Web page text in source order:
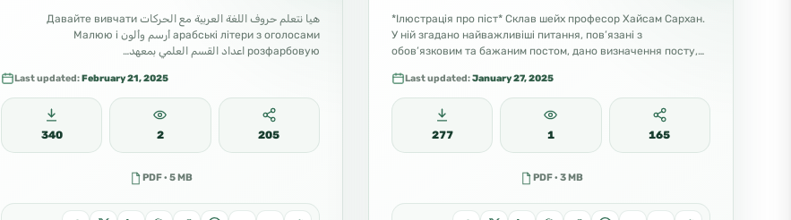
هيا نتعلم حروف اللغة العربية مع الحركات Давайте вивчати
арабські літери з оголосами أرسم وألون Малюю і
розфарбовую اعداد القسم العلمي بمعهد…
Last updated:February 21, 2025
340 2 205
PDF · 5 MB
*Ілюстрація про піст* Склав шейх професор Хайсам Сархан.
У ній згадано найважливіші питання, пов’язані з
обов’язковим та бажаним постом, дано визначення посту,…
Last updated:January 27, 2025
277 1 165
PDF · 3 MB